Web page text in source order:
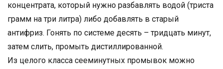
концентрата, который нужно разбавлять водой (триста
грамм на три литра) либо добавлять в старый
антифриз. Гонять по системе десять – тридцать минут,
затем слить, промыть дистиллированной.
Из целого класса сееминутных промывок можно